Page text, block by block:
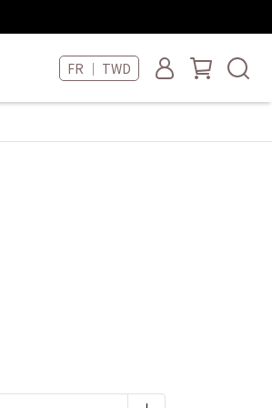
FR ｜ TWD